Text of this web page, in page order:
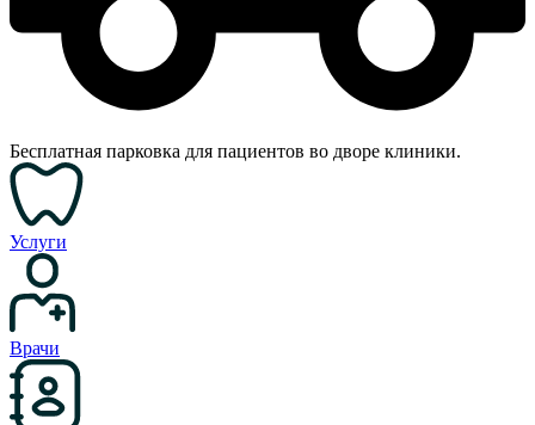
Бесплатная парковка для пациентов во дворе клиники.
Услуги
Врачи